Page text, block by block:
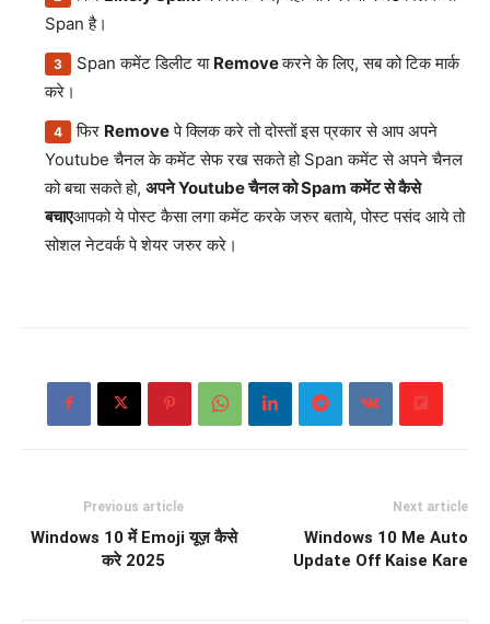
Span है।
Span कमेंट डिलीट या Removeकरने के लिए, सब को टिक मार्क
करे।
फिर Removeपे क्लिक करे तो दोस्तों इस प्रकार से आप अपने
Youtube चैनल के कमेंट सेफ रख सकते हो Span कमेंट से अपने चैनल
को बचा सकते हो, अपने Youtube चैनल को Spam कमेंट से कैसे
बचाएआपको ये पोस्ट कैसा लगा कमेंट करके जरुर बताये, पोस्ट पसंद आये तो
सोशल नेटवर्क पे शेयर जरुर करे।
Previous article
Windows 10 में Emoji यूज़ कैसे
करे 2025
Next article
Windows 10 Me Auto
Update Off Kaise Kare